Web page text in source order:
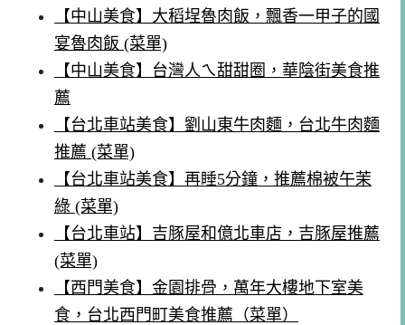
【中山美食】大稻埕魯肉飯，飄香一甲子的國
宴魯肉飯 (菜單)
【中山美食】台灣人ㄟ甜甜圈，華陰街美食推
薦
【台北車站美食】劉山東牛肉麵，台北牛肉麵
推薦 (菜單)
【台北車站美食】再睡5分鐘，推薦棉被午茉
綠 (菜單)
【台北車站】吉豚屋和億北車店，吉豚屋推薦
(菜單)
【西門美食】金園排骨，萬年大樓地下室美
食，台北西門町美食推薦（菜單）